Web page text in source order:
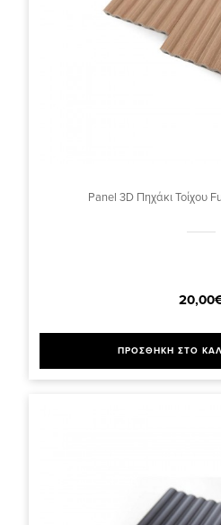
Panel 3D Πηχάκι Τοίχου
ΠΡΟΣΘΗΚΗ ΣΤΟ